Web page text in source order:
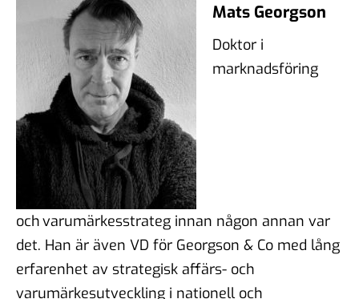
Mats Georgson
Doktor i
marknadsföring
och varumärkesstrateg innan någon annan var
det. Han är även VD för Georgson & Co med lång
erfarenhet av strategisk affärs- och
varumärkesutveckling i nationell och